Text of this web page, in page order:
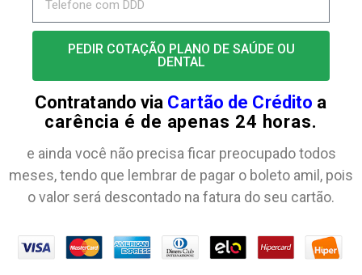
PEDIR COTAÇÃO PLANO DE SAÚDE OU
DENTAL
Contratando via Cartão de Crédito a
carência é de apenas 24 horas.
e ainda você não precisa ficar preocupado todos
meses, tendo que lembrar de pagar o boleto amil, pois
o valor será descontado na fatura do seu cartão.